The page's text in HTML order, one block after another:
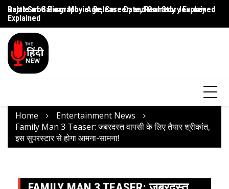
Rajat Sood Biography: Age, Career, and Comedy Journey
Explained
Battle of Galwan Movie: Release Date, Real Story Explained
Home
Entertainment News
Family Man 3 Teaser: जबरदस्त वापसी के लिए तैयार श्रीकांत,
इस सुपरस्टार से होगा आमना-सामना!